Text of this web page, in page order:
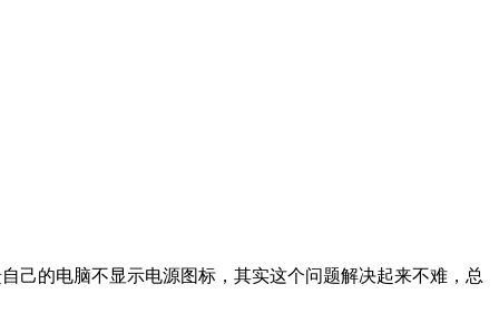
己的电脑不显示电源图标，其实这个问题解决起来不难，总